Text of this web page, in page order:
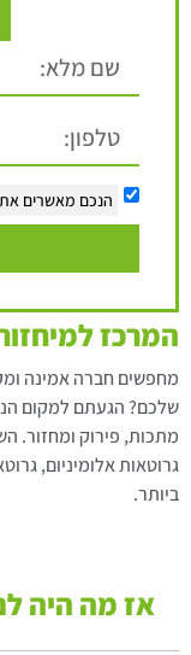
הנכם מאשרים את
המרכז
מחפשים חברה אמינה
שלכם? הגעתם למקום
מתכות, פירוק ומחזור.
גרוטאות אלומיניום,
ביותר.
אז מה היה